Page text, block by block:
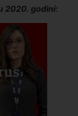
2020. godini: